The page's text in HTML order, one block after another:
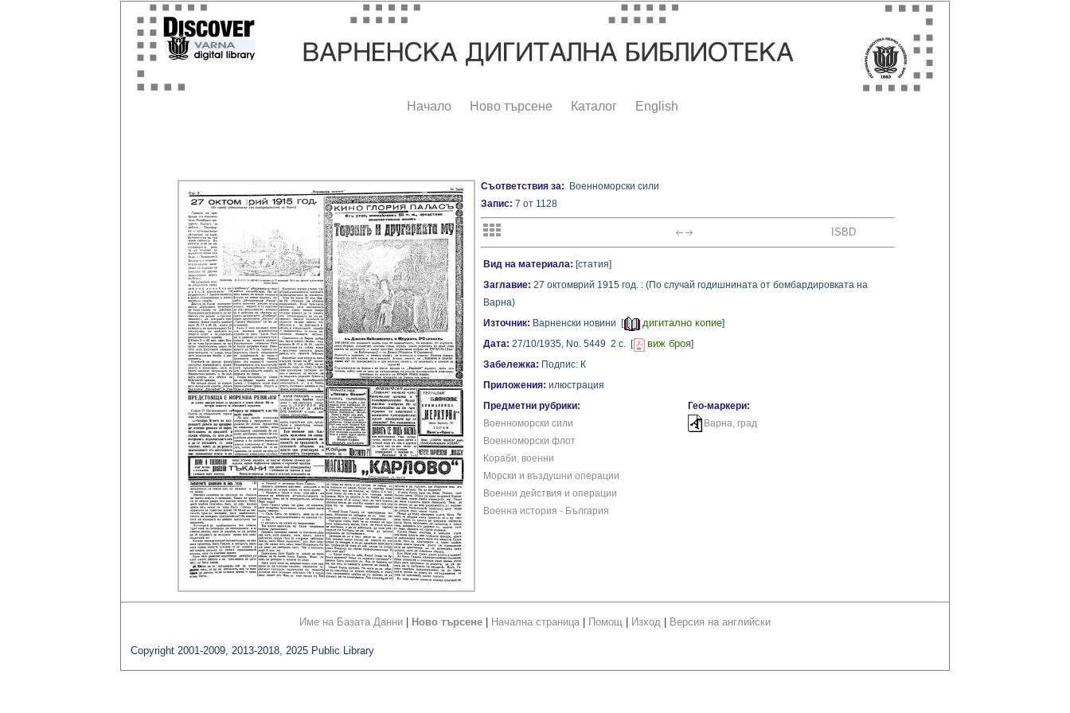
Начало Ново търсене Каталог English
Съответствия за: Военноморски сили
Запис: 7 от 1128
ISBD
Вид на материала: [статия]
Заглавие: 27 октомврий 1915 год. : (По случай годишнината от бомбардировката на
Варна)
Източник: Варненски новини [ дигитално копие]
Дата: 27/10/1935, No. 5449 2 с. [ виж броя]
Забележка: Подпис: К
Приложения: илюстрация
Предметни рубрики:
Военноморски сили
Военноморски флот
Кораби, военни
Морски и въздушни операции
Военни действия и операции
Военна история - България
Гео-маркери:
Варна, град
Име на Базата Данни Ново търсене Начална страница Помощ Изход Версия на английски
Copyright 2001-2009, 2013-2018, 2025 Public Library